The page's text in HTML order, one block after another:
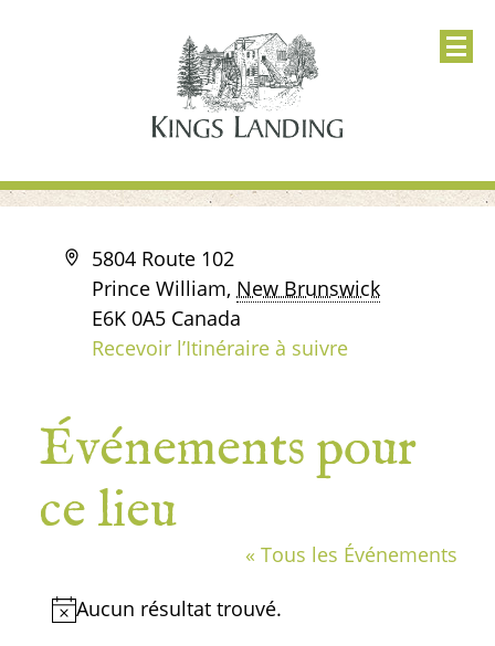
Adresse
5804 Route 102
Prince William, New Brunswick
E6K 0A5 Canada
Recevoir l’Itinéraire à suivre
Événements pour
ce lieu
« Tous les Événements
Notice
Aucun résultat trouvé.